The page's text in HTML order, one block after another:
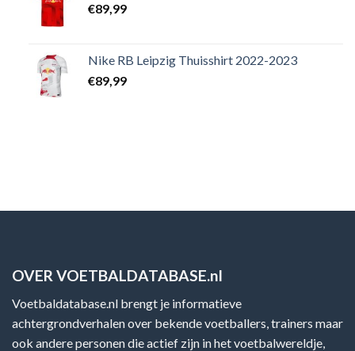
€89,99
Nike RB Leipzig Thuisshirt 2022-2023
€89,99
OVER VOETBALDATABASE.nl
Voetbaldatabase.nl brengt je informatieve
achtergrondverhalen over bekende voetballers, trainers maar
ook andere personen die actief zijn in het voetbalwereldje,